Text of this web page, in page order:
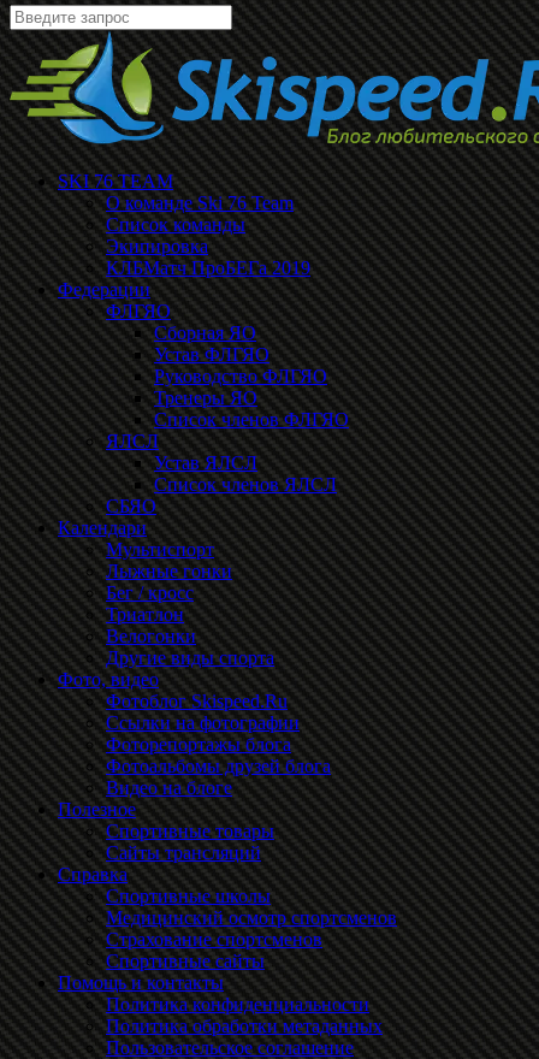
SKI 76 TEAM
О команде Ski 76 Team
Список команды
Экипировка
КЛБМатч ПроБЕГа 2019
Федерации
ФЛГЯО
Сборная ЯО
Устав ФЛГЯО
Руководство ФЛГЯО
Тренеры ЯО
Список членов ФЛГЯО
ЯЛСЛ
Устав ЯЛСЛ
Список членов ЯЛСЛ
СБЯО
Календари
Мультиспорт
Лыжные гонки
Бег / кросс
Триатлон
Велогонки
Другие виды спорта
Фото, видео
Фотоблог Skispeed.Ru
Ссылки на фотографии
Фоторепортажы блога
Фотоальбомы друзей блога
Видео на блоге
Полезное
Спортивные товары
Сайты трансляций
Справка
Спортивные школы
Медицинский осмотр спортсменов
Страхование спортсменов
Спортивные сайты
Помощь и контакты
Политика конфиденциальности
Политика обработки метаданных
Пользовательское соглашение